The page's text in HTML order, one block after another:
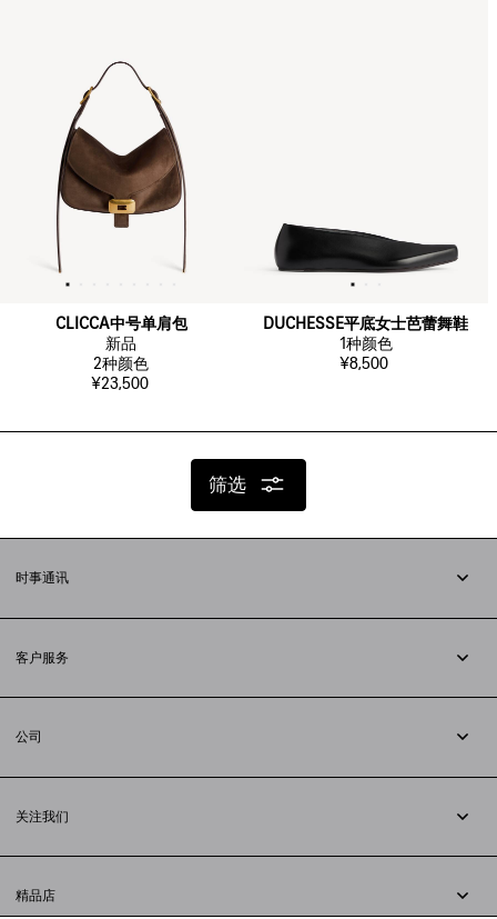
CLICCA中号单肩包
新品
2种颜色
¥23,500
DUCHESSE平底女士芭蕾舞鞋
1种颜色
¥8,500
筛选
时事通讯
客户服务
配送方式
支付
常见问题解答
公司
法律问题
联合国世界粮食计划署
举报平台
关注我们
小红书
精品店